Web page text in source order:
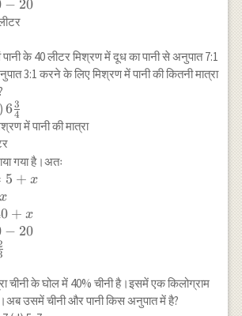
− 20
के 40 लीटर मिश्रण में दूध का पानी से अनुपात 7:1
3:1 करने के लिए मिश्रण में पानी की कितनी मात्रा
6
\frac{3}
{4}
64
3
में पानी की मात्रा
गया है।अतः
5 + x
x
+ x
− 20
चीनी के घोल में 40% चीनी है।इसमें एक किलोग्राम
है।अब उसमें चीनी और पानी किस अनुपात में है?